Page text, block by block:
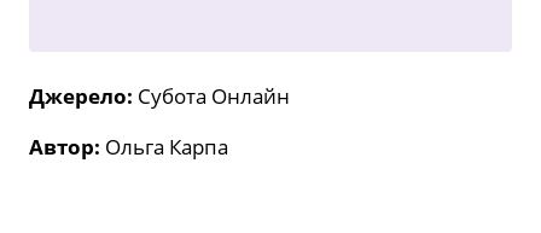
Джерело: Субота Онлайн
Автор: Ольга Карпа